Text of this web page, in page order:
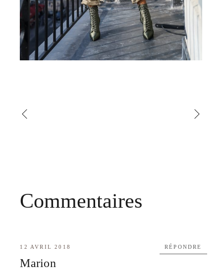
Commentaires
12 AVRIL 2018
Marion
RÉPONDRE